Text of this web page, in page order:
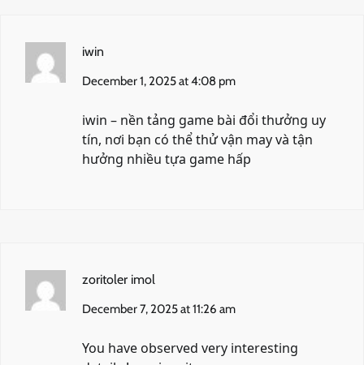
iwin
December 1, 2025 at 4:08 pm
iwin – nền tảng game bài đổi thưởng uy
tín, nơi bạn có thể thử vận may và tận
hưởng nhiều tựa game hấp
zoritoler imol
December 7, 2025 at 11:26 am
You have observed very interesting